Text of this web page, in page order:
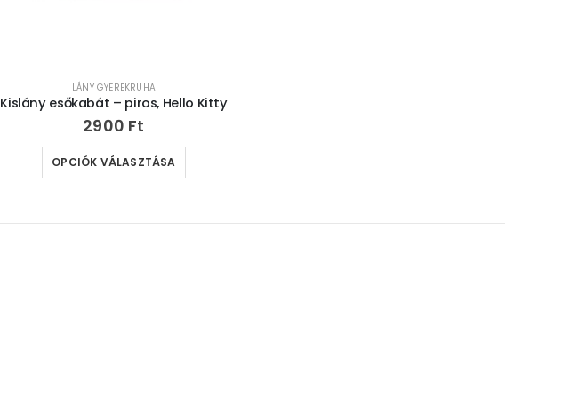
LÁNY GYEREKRUHA
Kislány esőkabát – piros, Hello Kitty
2900 Ft
OPCIÓK VÁLASZTÁSA